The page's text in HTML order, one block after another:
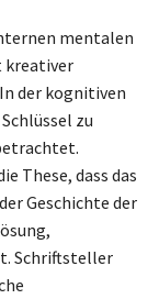
mentalen
kreativer
der kognitiven
zu
These, dass das
Geschichte der
Schriftsteller